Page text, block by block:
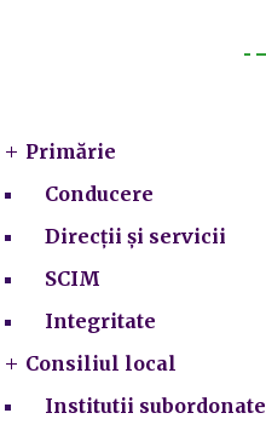
Primărie
Conducere
Direcții și servicii
SCIM
Integritate
Consiliul local
Institutii subordonate